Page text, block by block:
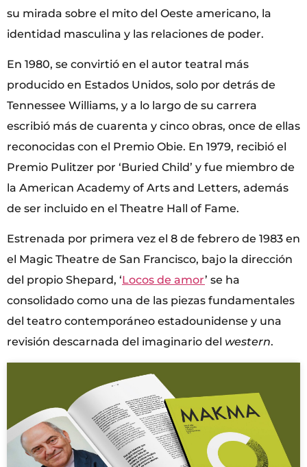
su mirada sobre el mito del Oeste americano, la
identidad masculina y las relaciones de poder.
En 1980, se convirtió en el autor teatral más
producido en Estados Unidos, solo por detrás de
Tennessee Williams, y a lo largo de su carrera
escribió más de cuarenta y cinco obras, once de ellas
reconocidas con el Premio Obie. En 1979, recibió el
Premio Pulitzer por ‘Buried Child’ y fue miembro de
la American Academy of Arts and Letters, además
de ser incluido en el Theatre Hall of Fame.
Estrenada por primera vez el 8 de febrero de 1983 en
el Magic Theatre de San Francisco, bajo la dirección
del propio Shepard, ‘Locos de amor’ se ha
consolidado como una de las piezas fundamentales
del teatro contemporáneo estadounidense y una
revisión descarnada del imaginario del western.